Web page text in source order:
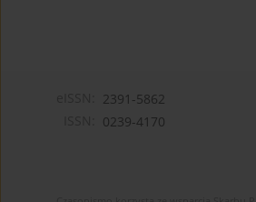
2391-5862
0239-4170